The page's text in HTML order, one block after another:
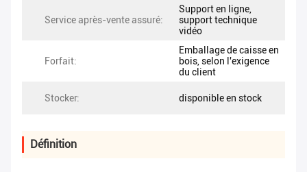
Service après-vente assuré:
Support en ligne,
support technique
vidéo
Forfait:
Emballage de caisse en
bois, selon l'exigence
du client
Stocker: disponible en stock
Définition